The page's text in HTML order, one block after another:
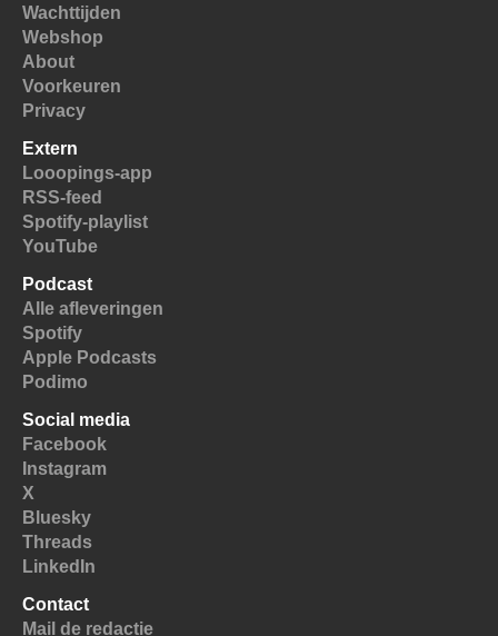
Wachttijden
Webshop
About
Voorkeuren
Privacy
Extern
Looopings-app
RSS-feed
Spotify-playlist
YouTube
Podcast
Alle afleveringen
Spotify
Apple Podcasts
Podimo
Social media
Facebook
Instagram
X
Bluesky
Threads
LinkedIn
Contact
Mail de redactie